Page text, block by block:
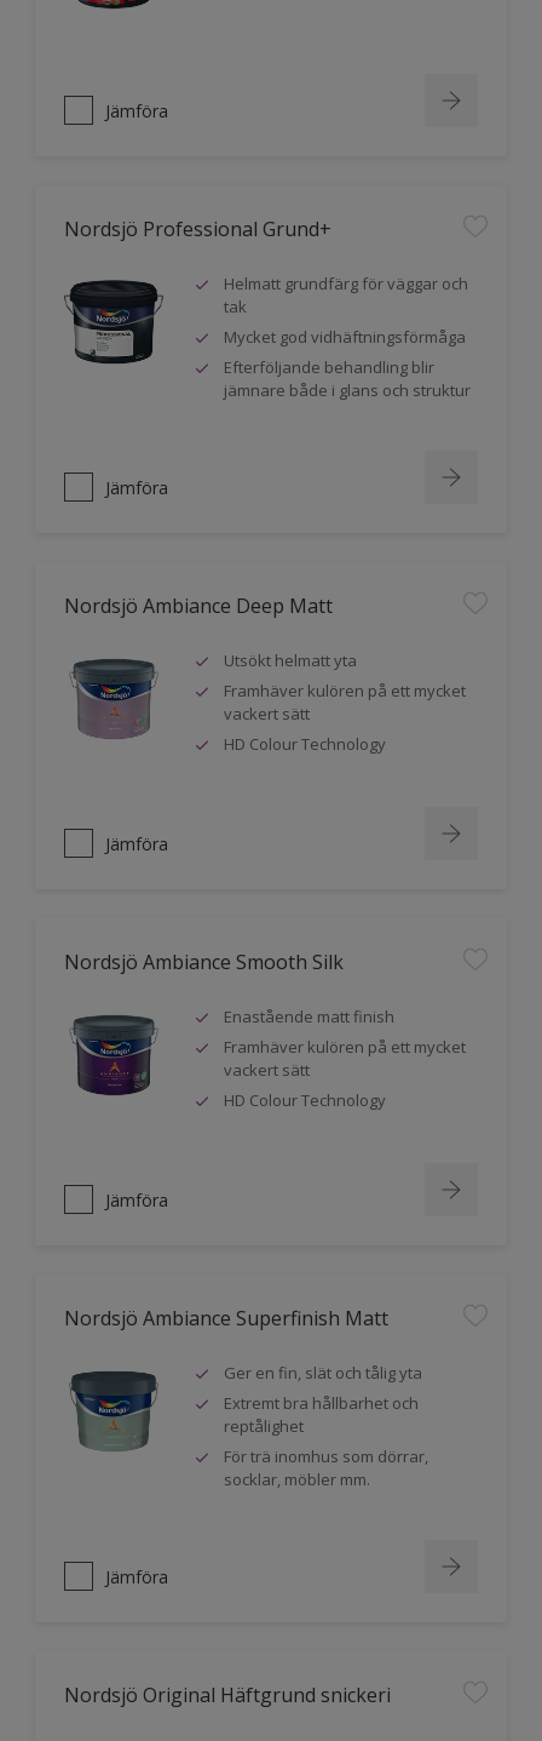
Jämföra
Nordsjö Professional Grund+
Helmatt grundfärg för väggar och
tak
Mycket god vidhäftningsförmåga
Efterföljande behandling blir
jämnare både i glans och struktur
Jämföra
Nordsjö Ambiance Deep Matt
Utsökt helmatt yta
Framhäver kulören på ett mycket
vackert sätt
HD Colour Technology
Jämföra
Nordsjö Ambiance Smooth Silk
Enastående matt finish
Framhäver kulören på ett mycket
vackert sätt
HD Colour Technology
Jämföra
Nordsjö Ambiance Superfinish Matt
Ger en fin, slät och tålig yta
Extremt bra hållbarhet och
reptålighet
För trä inomhus som dörrar,
socklar, möbler mm.
Jämföra
Nordsjö Original Häftgrund snickeri